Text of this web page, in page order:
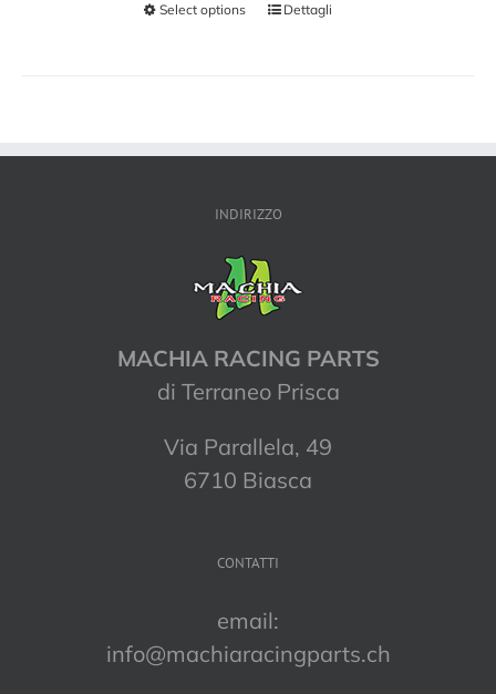
Select options Dettagli
INDIRIZZO
MACHIA RACING PARTS
di Terraneo Prisca
Via Parallela, 49
6710 Biasca
CONTATTI
email:
info@machiaracingparts.ch